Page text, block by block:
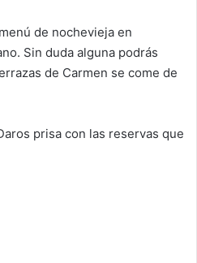
de nochevieja en
Sin duda alguna podrás
de Carmen se come de
prisa con las reservas que